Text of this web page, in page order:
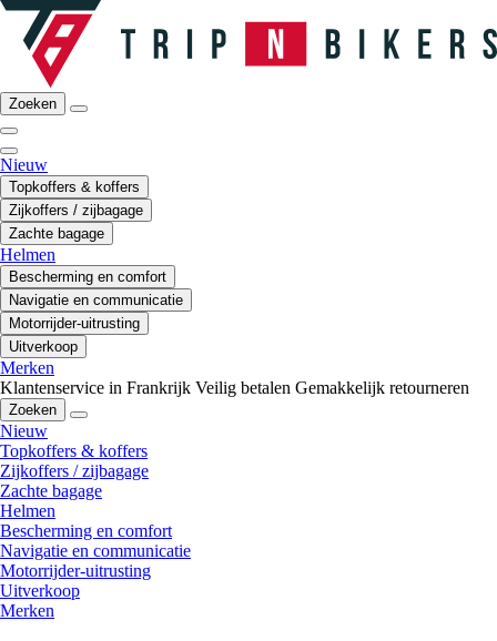
Zoeken
Nieuw
Topkoffers & koffers
Zijkoffers / zijbagage
Zachte bagage
Helmen
Bescherming en comfort
Navigatie en communicatie
Motorrijder-uitrusting
Uitverkoop
Merken
Klantenservice in Frankrijk Veilig betalen Gemakkelijk retourneren
Zoeken
Nieuw
Topkoffers & koffers
Zijkoffers / zijbagage
Zachte bagage
Helmen
Bescherming en comfort
Navigatie en communicatie
Motorrijder-uitrusting
Uitverkoop
Merken